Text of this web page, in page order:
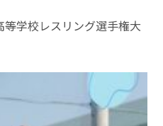
学校レスリング選手権大